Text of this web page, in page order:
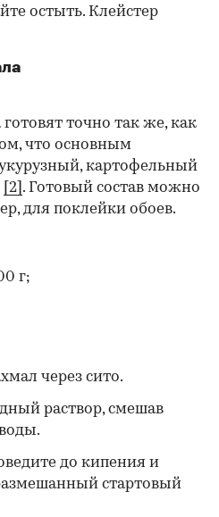
остыть. Клейстер
точно так же, как
что основным
картофельный
[2] . Готовый состав можно
для поклейки обоев.
г;
через сито.
раствор, смешав
до кипения и
стартовый